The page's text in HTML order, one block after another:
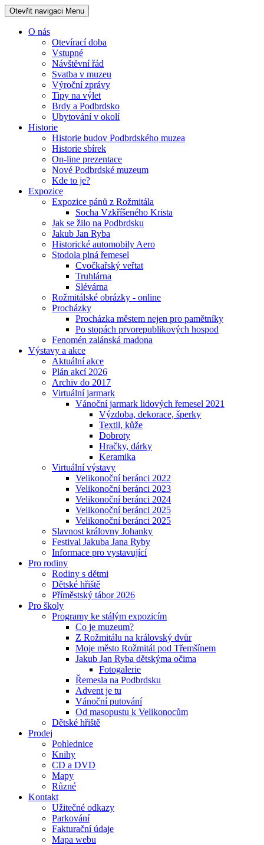
Otevřit navigaci Menu
O nás
Otevírací doba
Vstupné
Návštěvní řád
Svatba v muzeu
Výroční zprávy
Tipy na výlet
Brdy a Podbrdsko
Ubytování v okolí
Historie
Historie budov Podbrdského muzea
Historie sbírek
On-line prezentace
Nové Podbrdské muzeum
Kde to je?
Expozice
Expozice pánů z Rožmitála
Socha Vzkříšeného Krista
Jak se žilo na Podbrdsku
Jakub Jan Ryba
Historické automobily Aero
Stodola plná řemesel
Cvočkařský veřtat
Truhlárna
Slévárna
Rožmitálské obrázky - online
Procházky
Procházka městem nejen pro pamětníky
Po stopách prvorepublikových hospod
Fenomén zalánská madona
Výstavy a akce
Aktuální akce
Plán akcí 2026
Archiv do 2017
Virtuální jarmark
Vánoční jarmark lidových řemesel 2021
Výzdoba, dekorace, šperky
Textil, kůže
Dobroty
Hračky, dárky
Keramika
Virtuální výstavy
Velikonoční beránci 2022
Velikonoční beránci 2023
Velikonoční beránci 2024
Velikonoční beránci 2025
Velikonoční beránci 2025
Slavnost královny Johanky
Festival Jakuba Jana Ryby
Informace pro vystavující
Pro rodiny
Rodiny s dětmi
Dětské hřiště
Příměstský tábor 2026
Pro školy
Programy ke stálým expozicím
Co je muzeum?
Z Rožmitálu na královský dvůr
Moje město Rožmitál pod Třemšínem
Jakub Jan Ryba dětskýma očima
Fotogalerie
Řemesla na Podbrdsku
Advent je tu
Vánoční putování
Od masopustu k Velikonocům
Dětské hřiště
Prodej
Pohlednice
Knihy
CD a DVD
Mapy
Různé
Kontakt
Užitečné odkazy
Parkování
Fakturační údaje
Mapa webu